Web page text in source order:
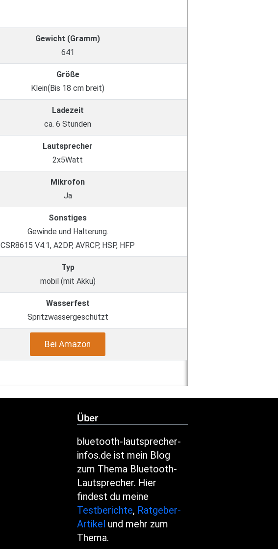
Gewicht (Gramm)
641
Größe
Klein(Bis 18 cm breit)
Ladezeit
ca. 6 Stunden
Lautsprecher
2x5Watt
Mikrofon
Ja
Sonstiges
Gewinde und Halterung.
CSR8615 V4.1, A2DP, AVRCP, HSP, HFP
Typ
mobil (mit Akku)
Wasserfest
Spritzwassergeschützt
Bei Amazon
Über
bluetooth-lautsprecher-
infos.de ist mein Blog
zum Thema Bluetooth-
Lautsprecher. Hier
findest du meine
Testberichte, Ratgeber-
Artikel und mehr zum
Thema.